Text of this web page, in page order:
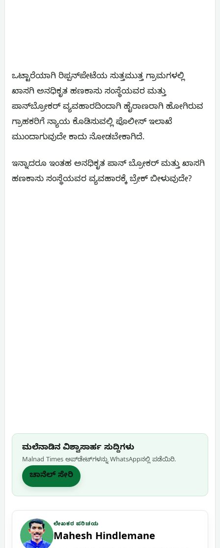
ಒಟ್ಟಾರೆಯಾಗಿ ರಿಪ್ಪನ್‌ಪೇಟೆಯ ಸುತ್ತಮುತ್ತ ಗ್ರಾಮಗಳಲ್ಲಿ
ಖಾಸಗಿ ಅನಧಿಕೃತ ಹಣಕಾಸು ಸಂಸ್ಥೆಯವರ ಮತ್ತು
ಪಾನ್‌ಬ್ರೋಕರ್ ವ್ಯವಹಾರದಿಂದಾಗಿ ಹೈರಾಣರಾಗಿ ಹೋಗಿರುವ
ಗ್ರಾಹಕರಿಗೆ ನ್ಯಾಯ ಕೊಡಿಸುವಲ್ಲಿ ಪೊಲೀಸ್ ಇಲಾಖೆ
ಮುಂದಾಗುವುದೇ ಕಾದು ನೋಡಬೇಕಾಗಿದೆ.
ಇನ್ನಾದರೂ ಇಂತಹ ಅನಧಿಕೃತ ಪಾನ್ ಬ್ರೋಕರ್ ಮತ್ತು ಖಾಸಗಿ
ಹಣಕಾಸು ಸಂಸ್ಥೆಯವರ ವ್ಯವಹಾರಕ್ಕೆ ಬ್ರೇಕ್ ಬೀಳುವುದೇ?
ಮಲೆನಾಡಿನ ವಿಶ್ವಾಸಾರ್ಹ ಸುದ್ದಿಗಳು
Malnad Times ಅಪ್‌ಡೇಟ್‌ಗಳನ್ನು WhatsApp‌ನಲ್ಲಿ ಪಡೆಯಿರಿ.
ಚಾನೆಲ್ ಸೇರಿ
ಲೇಖಕರ ಪರಿಚಯ
Mahesh Hindlemane